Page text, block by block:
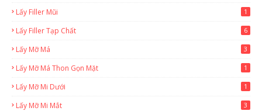
Lấy Filler Mũi 1
Lấy Filler Tạp Chất 6
Lấy Mỡ Má 3
Lấy Mỡ Má Thon Gọn Mặt 1
Lấy Mỡ Mi Dưới 1
Lấy Mỡ Mi Mắt 3